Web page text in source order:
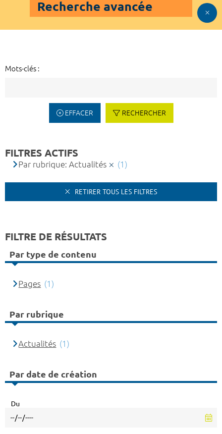
Recherche avancée
Mots-clés :
EFFACER RECHERCHER
FILTRES ACTIFS
Par rubrique: Actualités (1)
RETIRER TOUS LES FILTRES
FILTRE DE RÉSULTATS
Par type de contenu
Pages (1)
Par rubrique
Actualités (1)
Par date de création
Du